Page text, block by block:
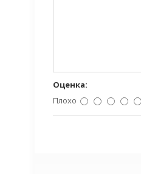
Оценка:
Плохо